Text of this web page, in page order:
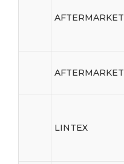
AFTERMARKET
AFTERMARKET
LINTEX